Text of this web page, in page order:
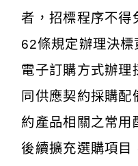
者，招標程序不得
62條規定辦理決
電子訂購方式辦理
同供應契約採購
約產品相關之常用
後續擴充選購項目